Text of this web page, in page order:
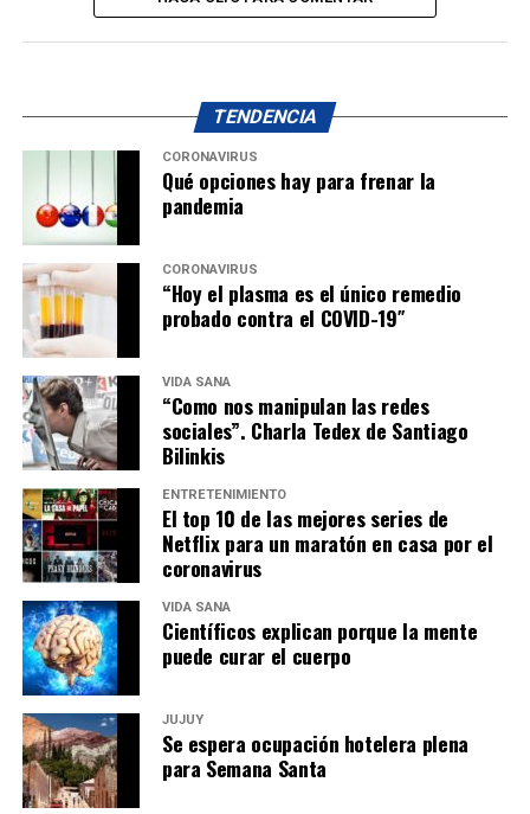
TENDENCIA
CORONAVIRUS
Qué opciones hay para frenar la
pandemia
CORONAVIRUS
“Hoy el plasma es el único remedio
probado contra el COVID-19″
VIDA SANA
“Como nos manipulan las redes
sociales”. Charla Tedex de Santiago
Bilinkis
ENTRETENIMIENTO
El top 10 de las mejores series de
Netflix para un maratón en casa por el
coronavirus
VIDA SANA
Científicos explican porque la mente
puede curar el cuerpo
JUJUY
Se espera ocupación hotelera plena
para Semana Santa